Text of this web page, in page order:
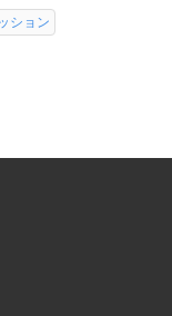
ション